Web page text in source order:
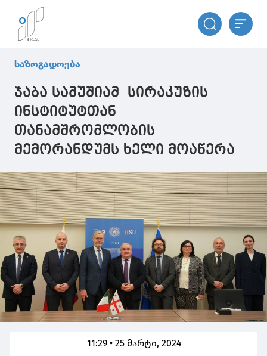
საზოგადოება
ჯაბა სამუშიამ სირაკუზის
ინსტიტუტთან
თანამშრომლობის
მემორანდუმს ხელი მოაწერა
11:29 • 25 მარტი, 2024